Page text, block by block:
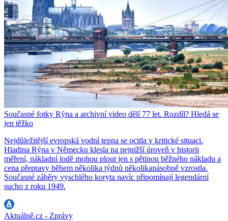
Současné fotky Rýna a archivní video dělí 77 let. Rozdíl? Hledá se
jen těžko
Nejdůležitější evropská vodní tepna se ocitla v kritické situaci.
Hladina Rýna v Německu klesla na nejnižší úroveň v historii
měření, nákladní lodě mohou plout jen s pětinou běžného nákladu a
cena přepravy během několika týdnů několikanásobně vzrostla.
Současné záběry vyschlého koryta navíc připomínají legendární
sucho z roku 1949.
Aktuálně.cz - Zprávy